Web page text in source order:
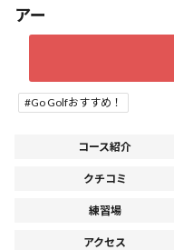
アー
Go Golfおすすめ！
コース紹介
クチコミ
練習場
アクセス